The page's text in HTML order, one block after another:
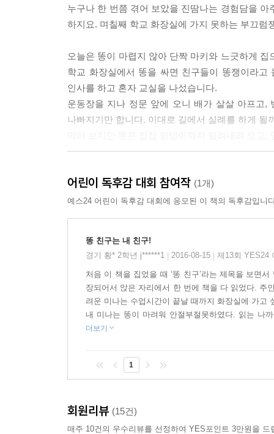
누구나 한 번쯤 겪어 보았을 진땀나는 경험담을
하지요. 며칠째 학교 화장실에 가지 못하는 부끄
오늘은 똥이 마렵지 않아 단짝 마키와 느긋하게
학교 화장실에서 똥을 싸면 친구들이 똥쟁이라
인사를 하고 혼자 교실을 나섰습니다.
운동장을 지나 정문 앞에 오니 배가 살살 아프고,
나빠지기만 합니다. 이대로 길에서 실례를 하게
어린이들이 꽤 있으니까요. 특히 갓 초등학교에
규칙적인 배변 습관과 올바른 화장실 사용법을 가
합니다.
《똥 친구》는 이런 어린이들에게 똥에 대한 건
똥으로 건강 상태를 알 수 있기 때문에 더럽다고
입을 통해 친근하게 전달함으로써 주제가 너무
있는 친구가 진정한 친구라는 우정의 메시지도 자
달리기를 하면 똥 냄새가 날아간다든가 하는 어
긍정적인 생각을 하고, 똥 얘기로 진짜 친구가 된
어린이 독후감 대회 참여작 (1개)
예스24 어린이 독후감 대회에 응모된 이 책의 독후감입니
똥 친구는 내 친구!
경기 황* 2학년 j******1
2016-08-15 제13회 YES24
처음 이 책을 집었을 때 ‘똥 친구’라는 제목을 보면
장되어서 앉은 자리에서 한 번에 책을 다 읽었다. 주
려운 미나는 수업시간이 끝날 때까지 화장실에 가
내 미나는 똥이 마려워 안절부절못하였다. 읽는 나
더보기
1
회원리뷰 (15건)
매주 10건의 우수리뷰를 선정하여 YES포인트 3만원을 드